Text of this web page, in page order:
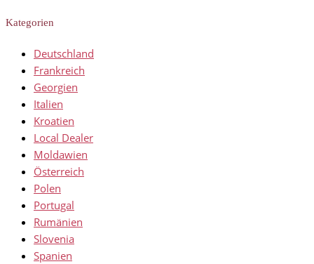
Kategorien
Deutschland
Frankreich
Georgien
Italien
Kroatien
Local Dealer
Moldawien
Österreich
Polen
Portugal
Rumänien
Slovenia
Spanien